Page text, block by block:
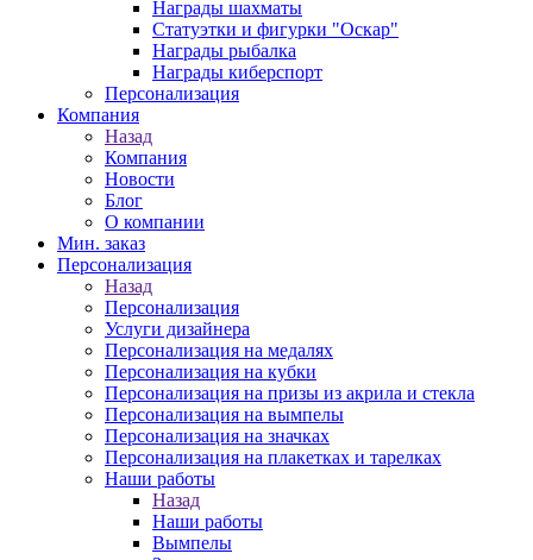
Награды шахматы
Статуэтки и фигурки "Оскар"
Награды рыбалка
Награды киберспорт
Персонализация
Компания
Назад
Компания
Новости
Блог
О компании
Мин. заказ
Персонализация
Назад
Персонализация
Услуги дизайнера
Персонализация на медалях
Персонализация на кубки
Персонализация на призы из акрила и стекла
Персонализация на вымпелы
Персонализация на значках
Персонализация на плакетках и тарелках
Наши работы
Назад
Наши работы
Вымпелы